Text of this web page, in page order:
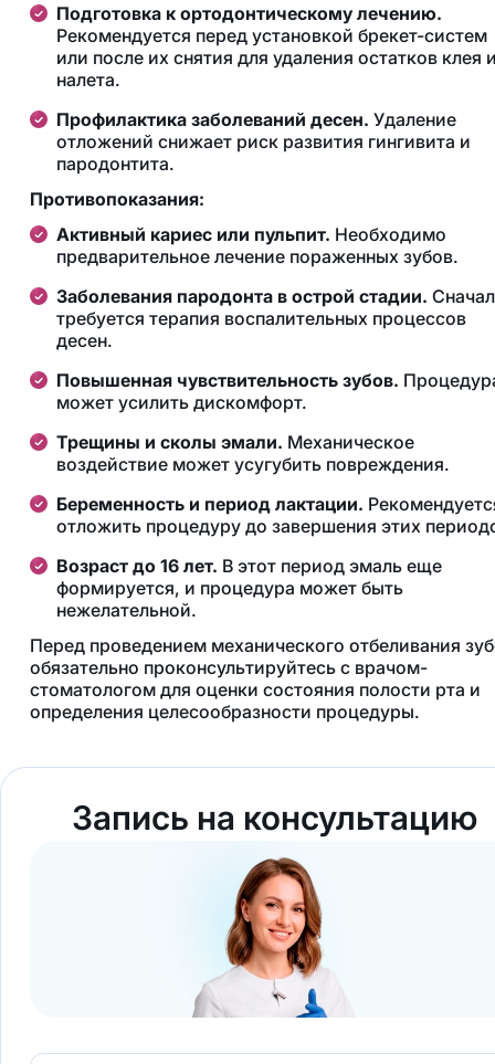
Подготовка к ортодонтическому лечению.
Рекомендуется перед установкой брекет-систем
или после их снятия для удаления остатков клея
налета.
Профилактика заболеваний десен. Удаление
отложений снижает риск развития гингивита и
пародонтита.
Противопоказания:
Активный кариес или пульпит. Необходимо
предварительное лечение пораженных зубов.
Заболевания пародонта в острой стадии.
требуется терапия воспалительных процессов
десен.
Повышенная чувствительность зубов.
может усилить дискомфорт.
Трещины и сколы эмали. Механическое
воздействие может усугубить повреждения.
Беременность и период лактации.
отложить процедуру до завершения этих
Возраст до 16 лет. В этот период эмаль еще
формируется, и процедура может быть
нежелательной.
Перед проведением механического отбеливания
обязательно проконсультируйтесь с врачом-
стоматологом для оценки состояния полости рта и
определения целесообразности процедуры.
Запись на консультацию